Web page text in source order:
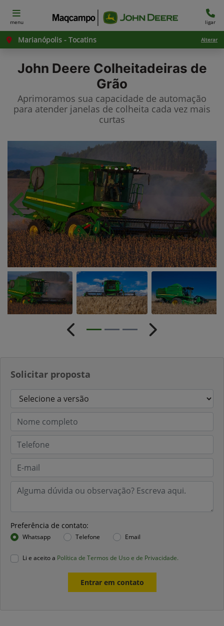
menu ligar
Marianópolis - Tocatins Alterar
John Deere Colheitadeiras de
Grão
Aprimoramos sua capacidade de automação
para atender janelas de colheita cada vez mais
curtas
Solicitar proposta
Preferência de contato:
Whatsapp Telefone Email
Li e aceito a Política de Termos de Uso e de Privacidade.
Entrar em contato
Anterior
Anterior Próximo